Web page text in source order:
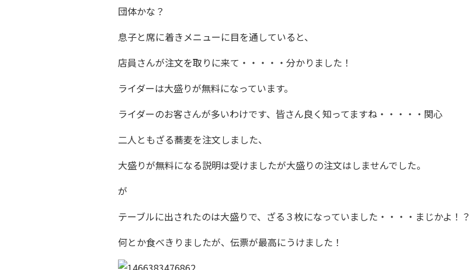
団体かな？
息子と席に着きメニューに目を通していると、
店員さんが注文を取りに来て・・・・・分かりました！
ライダーは大盛りが無料になっています。
ライダーのお客さんが多いわけです、皆さん良く知ってますね・・・・・関心
二人ともざる蕎麦を注文しました、
大盛りが無料になる説明は受けましたが大盛りの注文はしませんでした。
が
テーブルに出されたのは大盛りで、ざる３枚になっていました・・・・まじかよ！？
何とか食べきりましたが、伝票が最高にうけました！